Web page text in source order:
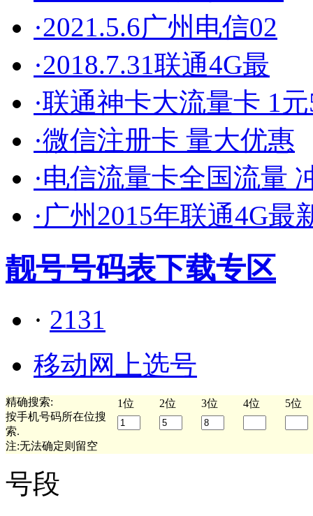
·2021.5.6广州电信02
·2018.7.31联通4G最
·联通神卡大流量卡 1
·微信注册卡 量大优惠
·电信流量卡全国流量
·广州2015年联通4G最
靓号号码表下载专区
· 2131
移动网上选号
精确搜索:
按手机号码所在位搜
索.
注:无法确定则留空
1位 2位 3位 4位 5位
号段